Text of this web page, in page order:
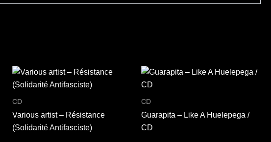
CD
Various artist – Résistance
(Solidarité Antifasciste)
CD
Guarapita – Like A Huelepega /
CD